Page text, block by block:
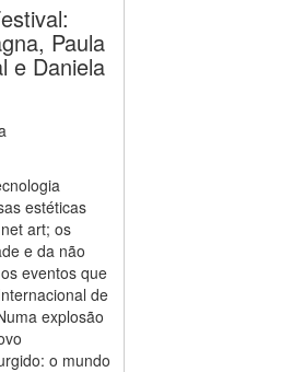
Paula
e Daniela
estéticas
art; os
e da não
eventos que
de
explosão
o mundo